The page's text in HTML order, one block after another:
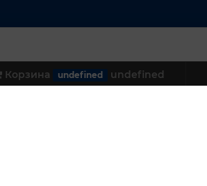
Корзина undefined undefined